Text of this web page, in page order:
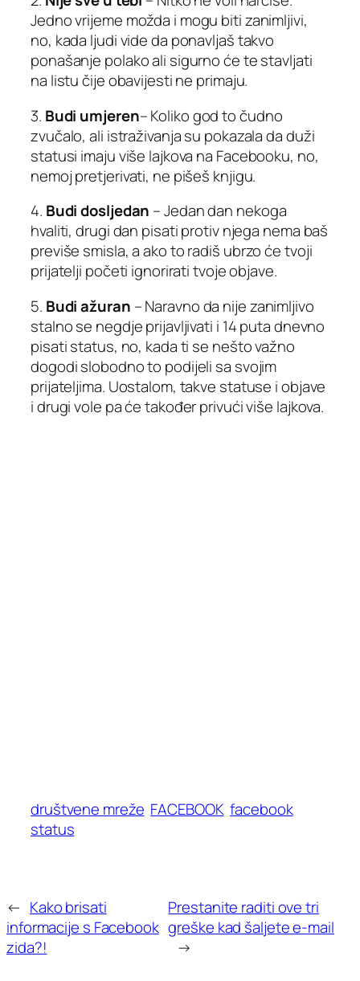
Jedno vrijeme možda i mogu biti zanimljivi,
no, kada ljudi vide da ponavljaš takvo
ponašanje polako ali sigurno će te stavljati
na listu čije obavijesti ne primaju.
3. Budi umjeren– Koliko god to čudno
zvučalo, ali istraživanja su pokazala da duži
statusi imaju više lajkova na Facebooku, no,
nemoj pretjerivati, ne pišeš knjigu.
4. Budi dosljedan – Jedan dan nekoga
hvaliti, drugi dan pisati protiv njega nema baš
previše smisla, a ako to radiš ubrzo će tvoji
prijatelji početi ignorirati tvoje objave.
5. Budi ažuran – Naravno da nije zanimljivo
stalno se negdje prijavljivati i 14 puta dnevno
pisati status, no, kada ti se nešto važno
dogodi slobodno to podijeli sa svojim
prijateljima. Uostalom, takve statuse i objave
i drugi vole pa će također privući više lajkova.
društvene mreže FACEBOOK facebook
status
← Kako brisati
informacije s Facebook
zida?!
Prestanite raditi ove tri
greške kad šaljete e-mail
→